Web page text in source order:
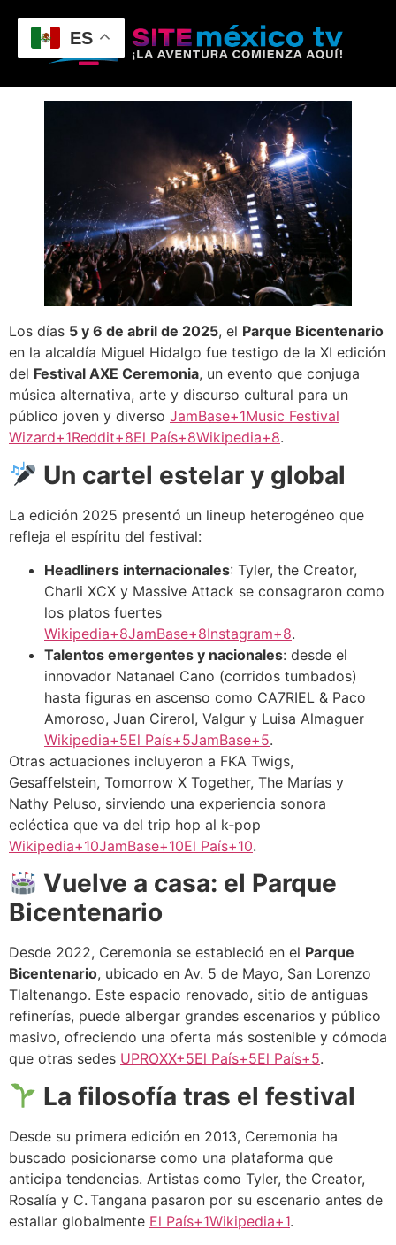
Los días 5 y 6 de abril de 2025, el Parque Bicentenario
en la alcaldía Miguel Hidalgo fue testigo de la XI edición
del Festival AXE Ceremonia, un evento que conjuga
música alternativa, arte y discurso cultural para un
público joven y diverso JamBase+1Music Festival
Wizard+1Reddit+8El País+8Wikipedia+8.
Un cartel estelar y global
La edición 2025 presentó un lineup heterogéneo que
refleja el espíritu del festival:
Headliners internacionales: Tyler, the Creator,
Charli XCX y Massive Attack se consagraron como
los platos fuertes
Wikipedia+8JamBase+8Instagram+8.
Talentos emergentes y nacionales: desde el
innovador Natanael Cano (corridos tumbados)
hasta figuras en ascenso como CA7RIEL & Paco
Amoroso, Juan Cirerol, Valgur y Luisa Almaguer
Wikipedia+5El País+5JamBase+5.
Otras actuaciones incluyeron a FKA Twigs,
Gesaffelstein, Tomorrow X Together, The Marías y
Nathy Peluso, sirviendo una experiencia sonora
ecléctica que va del trip hop al k‑pop
Wikipedia+10JamBase+10El País+10.
Vuelve a casa: el Parque
Bicentenario
Desde 2022, Ceremonia se estableció en el Parque
Bicentenario, ubicado en Av. 5 de Mayo, San Lorenzo
Tlaltenango. Este espacio renovado, sitio de antiguas
refinerías, puede albergar grandes escenarios y público
masivo, ofreciendo una oferta más sostenible y cómoda
que otras sedes ­ UPROXX+5El País+5El País+5.
La filosofía tras el festival
Desde su primera edición en 2013, Ceremonia ha
buscado posicionarse como una plataforma que
anticipa tendencias. Artistas como Tyler, the Creator,
Rosalía y C. Tangana pasaron por su escenario antes de
estallar globalmente El País+1Wikipedia+1.
ES